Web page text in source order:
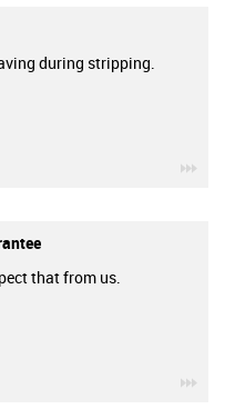
during stripping.
that from us.